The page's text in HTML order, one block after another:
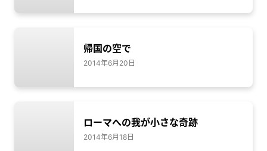
帰国の空で
2014年6月20日
ローマへの我が小さな奇跡
2014年6月18日